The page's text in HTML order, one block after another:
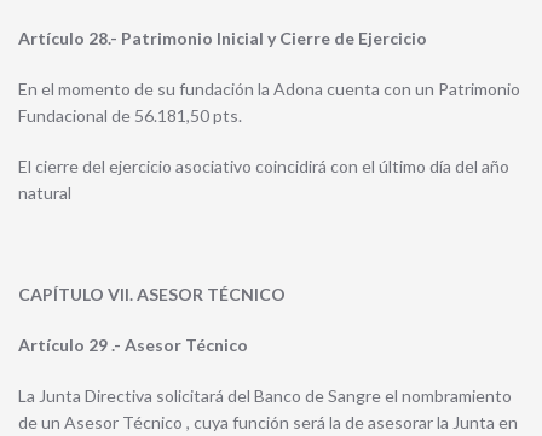
Artículo 28.- Patrimonio Inicial y Cierre de Ejercicio
En el momento de su fundación la Adona cuenta con un Patrimonio
Fundacional de 56.181,50 pts.
El cierre del ejercicio asociativo coincidirá con el último día del año
natural
CAPÍTULO VII. ASESOR TÉCNICO
Artículo 29 .- Asesor Técnico
La Junta Directiva solicitará del Banco de Sangre el nombramiento
de un Asesor Técnico , cuya función será la de asesorar la Junta en